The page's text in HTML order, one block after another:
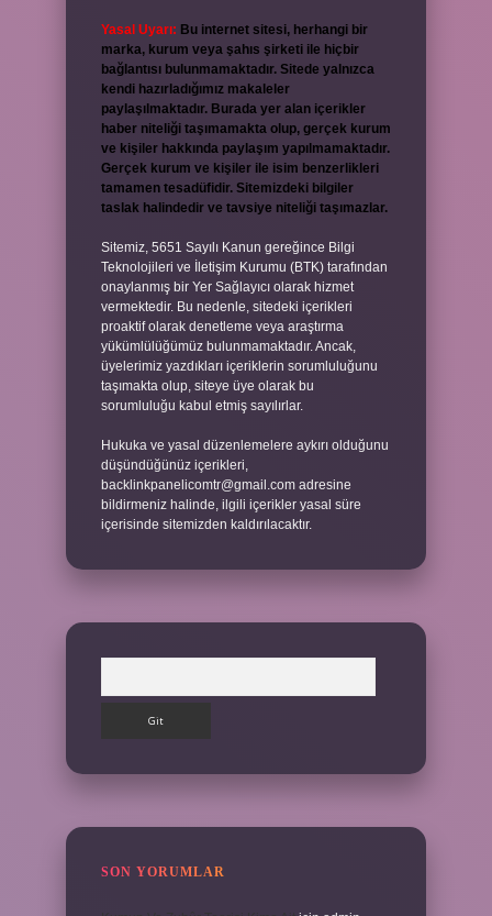
Yasal Uyarı: Bu internet sitesi, herhangi bir
marka, kurum veya şahıs şirketi ile hiçbir
bağlantısı bulunmamaktadır. Sitede yalnızca
kendi hazırladığımız makaleler
paylaşılmaktadır. Burada yer alan içerikler
haber niteliği taşımamakta olup, gerçek kurum
ve kişiler hakkında paylaşım yapılmamaktadır.
Gerçek kurum ve kişiler ile isim benzerlikleri
tamamen tesadüfidir. Sitemizdeki bilgiler
taslak halindedir ve tavsiye niteliği taşımazlar.
Sitemiz, 5651 Sayılı Kanun gereğince Bilgi
Teknolojileri ve İletişim Kurumu (BTK) tarafından
onaylanmış bir Yer Sağlayıcı olarak hizmet
vermektedir. Bu nedenle, sitedeki içerikleri
proaktif olarak denetleme veya araştırma
yükümlülüğümüz bulunmamaktadır. Ancak,
üyelerimiz yazdıkları içeriklerin sorumluluğunu
taşımakta olup, siteye üye olarak bu
sorumluluğu kabul etmiş sayılırlar.
Hukuka ve yasal düzenlemelere aykırı olduğunu
düşündüğünüz içerikleri,
backlinkpanelicomtr@gmail.com adresine
bildirmeniz halinde, ilgili içerikler yasal süre
içerisinde sitemizden kaldırılacaktır.
SON YORUMLAR